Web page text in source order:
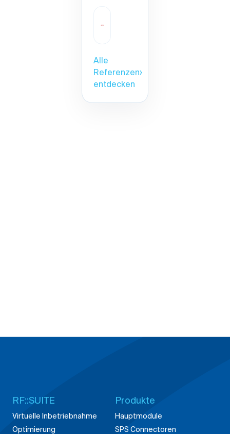
Alle
Referenzen
entdecken
›
RF::SUITE
Virtuelle Inbetriebnahme
Optimierung
Produkte
Hauptmodule
SPS Connectoren